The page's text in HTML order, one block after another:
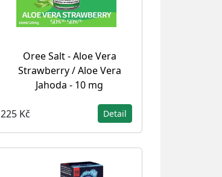
Oree Salt - Aloe Vera
Strawberry / Aloe Vera
Jahoda - 10 mg
225 Kč Detail